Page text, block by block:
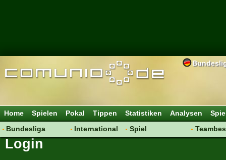
Home Spielen Pokal Tippen Statistiken Analysen
Bundesliga
Hot News
International
Spiel
Login